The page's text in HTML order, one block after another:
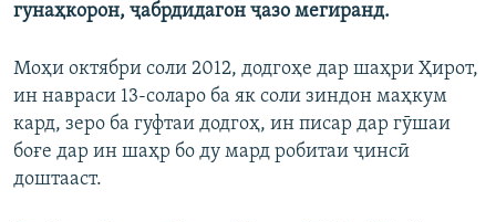
гунаҳкорон, ҷабрдидагон ҷазо мегиранд.
Моҳи октябри соли 2012, додгоҳе дар шаҳри Ҳирот,
ин навраси 13-соларо ба як соли зиндон маҳкум
кард, зеро ба гуфтаи додгоҳ, ин писар дар гӯшаи
боғе дар ин шаҳр бо ду мард робитаи ҷинсӣ
доштааст.